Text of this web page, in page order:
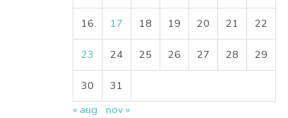
16 17 18 19 20 21 22
23 24 25 26 27 28 29
30
31
« aug
nov »